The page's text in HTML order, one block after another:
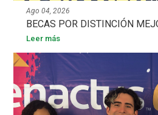
Ago 04, 2026
BECAS POR DISTINCIÓN
Leer más